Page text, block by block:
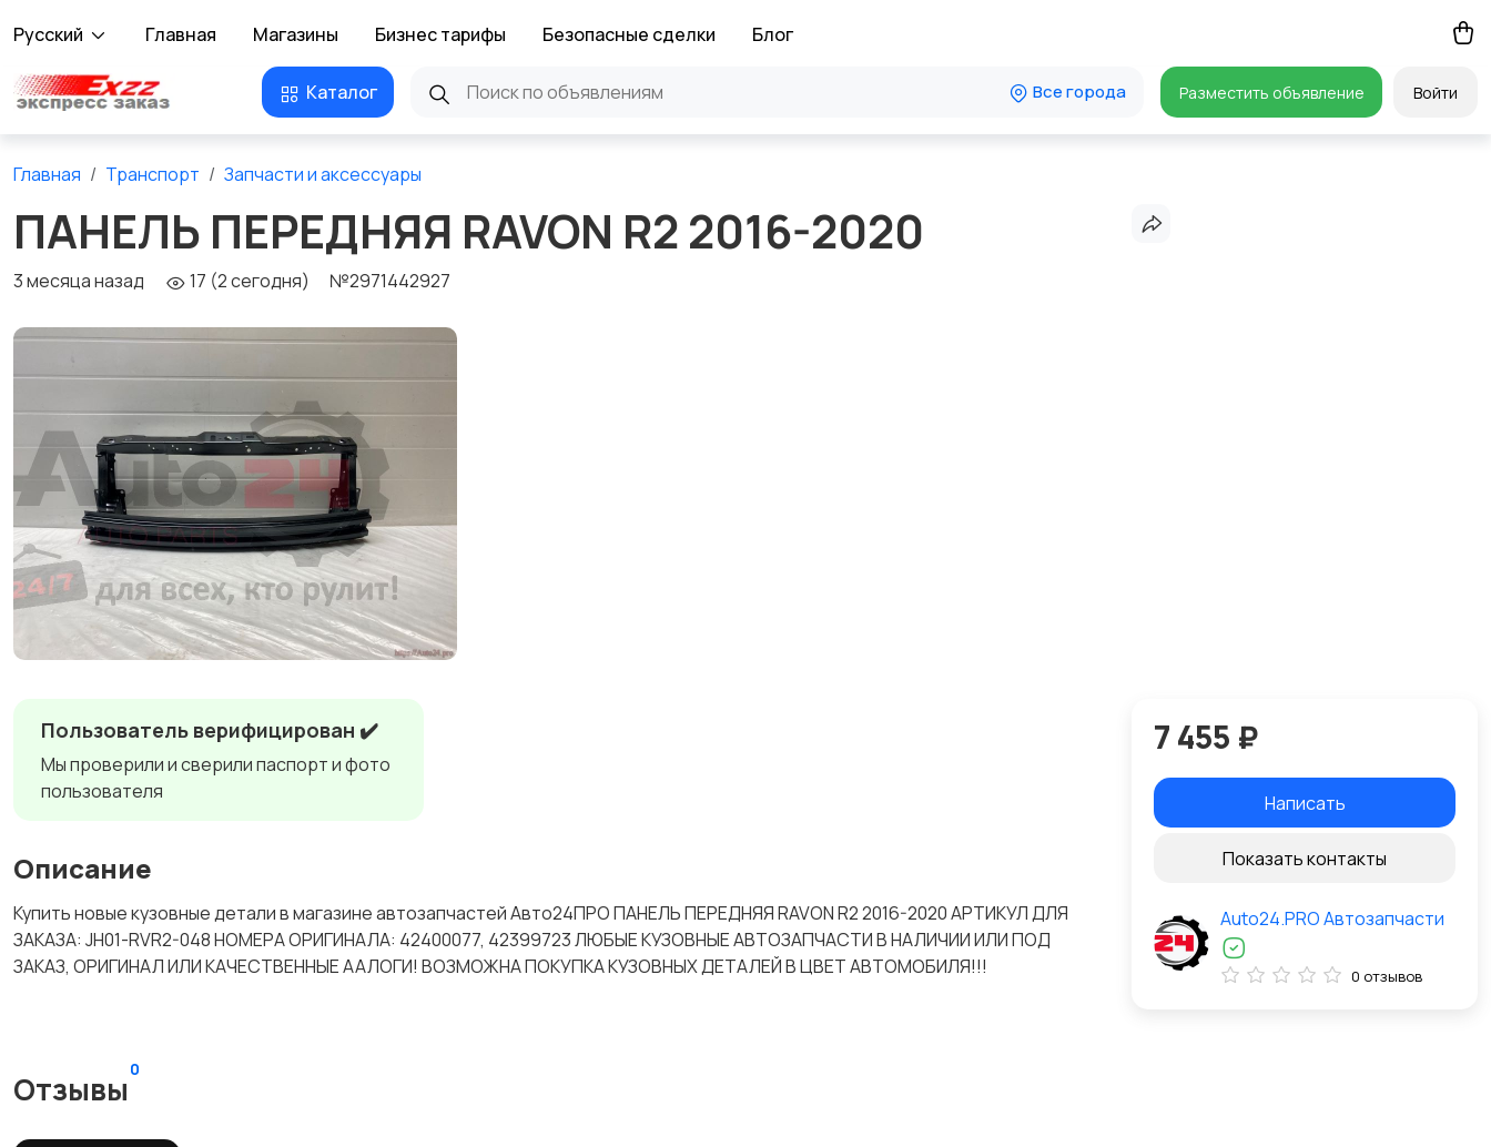
Русский Главная Магазины Бизнес тарифы Безопасные сделки Блог
Каталог Все города Разместить объявление Войти
Главная Транспорт Запчасти и аксессуары
ПАНЕЛЬ ПЕРЕДНЯЯ RAVON R2 2016-2020
3 месяца назад 17 (2 сегодня) №2971442927
Пользователь верифицирован ✔️
Мы проверили и сверили паспорт и фото
пользователя
Описание
Купить новые кузовные детали в магазине автозапчастей Авто24ПРО ПАНЕЛЬ ПЕРЕДНЯЯ RAVON R2 2016-2020 АРТИКУЛ ДЛЯ
ЗАКАЗА: JH01-RVR2-048 НОМЕРА ОРИГИНАЛА: 42400077, 42399723 ЛЮБЫЕ КУЗОВНЫЕ АВТОЗАПЧАСТИ В НАЛИЧИИ ИЛИ ПОД
ЗАКАЗ, ОРИГИНАЛ ИЛИ КАЧЕСТВЕННЫЕ ААЛОГИ! ВОЗМОЖНА ПОКУПКА КУЗОВНЫХ ДЕТАЛЕЙ В ЦВЕТ АВТОМОБИЛЯ!!!
Отзывы
0
7 455 ₽
Написать
Показать контакты
Auto24.PRO Автозапчасти
0 отзывов